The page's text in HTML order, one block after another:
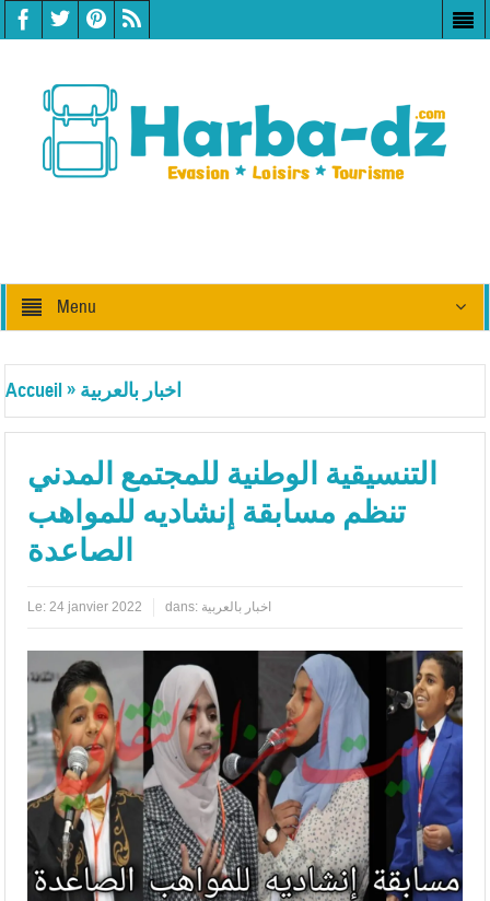
Menu
Accueil» اخبار بالعربية
التنسيقية الوطنية للمجتمع المدني
تنظم مسابقة إنشاديه للمواهب
الصاعدة
Le:24 janvier 2022 dans: اخبار بالعربية